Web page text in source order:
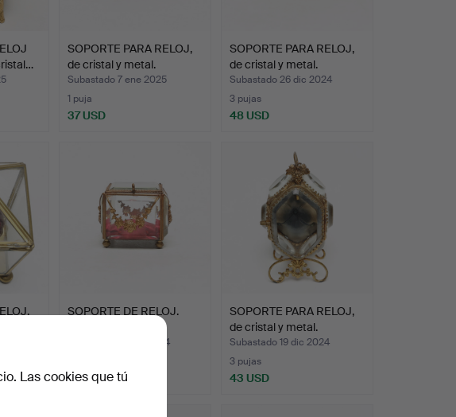
SOPORTE PARA RELOJ,
de cristal y metal.
Subastado 7 ene 2025
1 puja
37 USD
SOPORTE PARA RELOJ,
de cristal y metal.
Subastado 26 dic 2024
3 pujas
48 USD
SOPORTE DE RELOJ.
Subastado 26 dic 2024
43 USD
SOPORTE PARA RELOJ,
de cristal y metal.
Subastado 19 dic 2024
3 pujas
43 USD
Las cookies que tú